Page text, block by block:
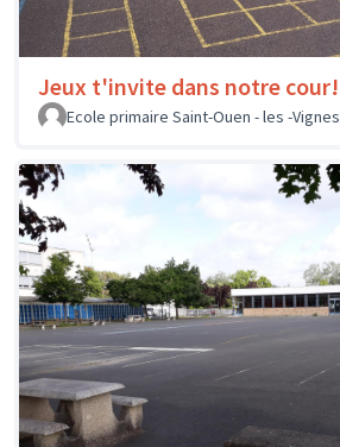
Jeux t'invite dans notre cour!
Ecole primaire Saint-Ouen - les -Vignes